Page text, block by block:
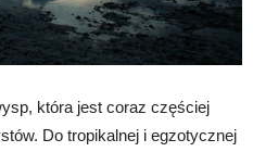
która jest coraz częściej
Do tropikalnej i egzotycznej